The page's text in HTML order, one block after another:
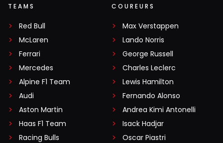
TEAMS
Red Bull
McLaren
Ferrari
Mercedes
Alpine F1 Team
Audi
Aston Martin
Haas F1 Team
Racing Bulls
COUREURS
Max Verstappen
Lando Norris
George Russell
Charles Leclerc
Lewis Hamilton
Fernando Alonso
Andrea Kimi Antonelli
Isack Hadjar
Oscar Piastri